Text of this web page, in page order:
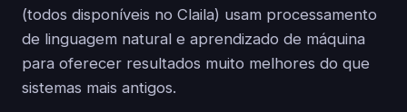
(todos disponíveis no Claila) usam processamento
de linguagem natural e aprendizado de máquina
para oferecer resultados muito melhores do que
sistemas mais antigos.